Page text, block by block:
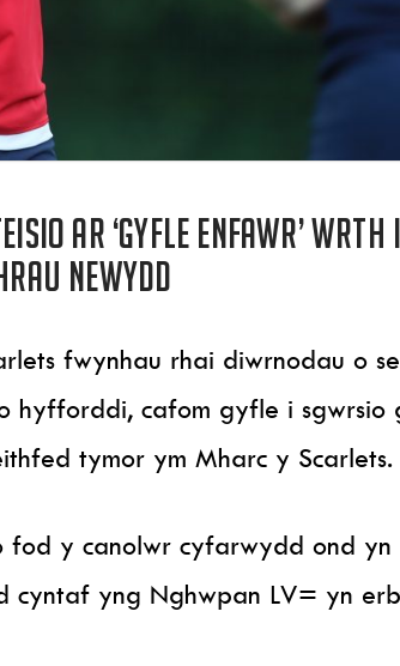
ar ‘gyfle enfawr’ wrth
newydd
fwynhau rhai diwrnodau o
hyfforddi, cafom gyfle i sgwrsio
tymor ym Mharc y Scarlets.
fod y canolwr cyfarwydd ond
cyntaf yng Nghwpan LV= yn